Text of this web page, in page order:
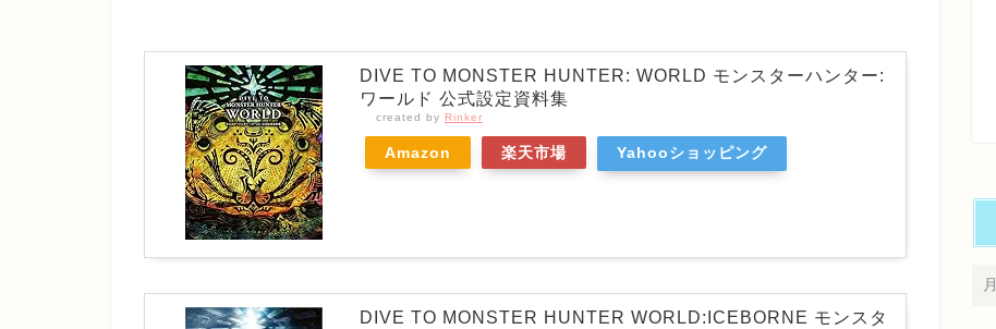
DIVE TO MONSTER HUNTER: WORLD モンスターハンター:
ワールド 公式設定資料集
created by Rinker
Amazon 楽天市場 Yahooショッピング
DIVE TO MONSTER HUNTER WORLD:ICEBORNE モンスタ